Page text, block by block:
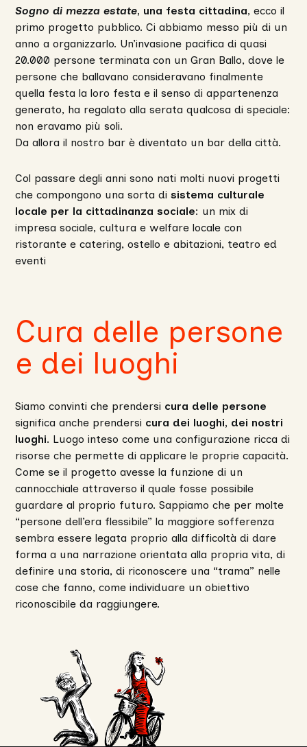
Sogno di mezza estate, una festa cittadina, ecco il
primo progetto pubblico. Ci abbiamo messo più di un
anno a organizzarlo. Un’invasione pacifica di quasi
20.000 persone terminata con un Gran Ballo, dove le
persone che ballavano consideravano finalmente
quella festa la loro festa e il senso di appartenenza
generato, ha regalato alla serata qualcosa di speciale:
non eravamo più soli.
Da allora il nostro bar è diventato un bar della città.
Col passare degli anni sono nati molti nuovi progetti
che compongono una sorta di sistema culturale
locale per la cittadinanza sociale: un mix di
impresa sociale, cultura e welfare locale con
ristorante e catering, ostello e abitazioni, teatro ed
eventi
Cura delle persone
e dei luoghi
Siamo convinti che prendersi cura delle persone
significa anche prendersi cura dei luoghi, dei nostri
luoghi. Luogo inteso come una configurazione ricca di
risorse che permette di applicare le proprie capacità.
Come se il progetto avesse la funzione di un
cannocchiale attraverso il quale fosse possibile
guardare al proprio futuro. Sappiamo che per molte
“persone dell’era flessibile” la maggiore sofferenza
sembra essere legata proprio alla difficoltà di dare
forma a una narrazione orientata alla propria vita, di
definire una storia, di riconoscere una “trama” nelle
cose che fanno, come individuare un obiettivo
riconoscibile da raggiungere.